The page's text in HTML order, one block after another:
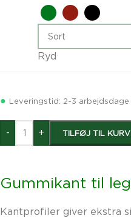
GrønRød Sort
Ryd
+
Gummikant til
Kantprofiler giver ekstra